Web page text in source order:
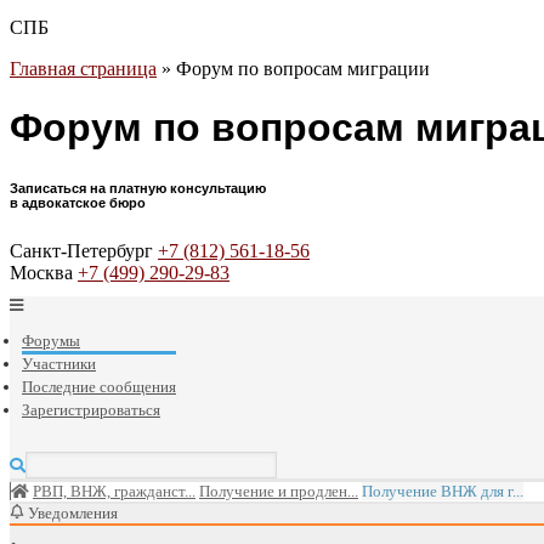
СПБ
Главная страница » Форум по вопросам миграции
Форум по вопросам
Записаться на платную консультацию
в адвокатское бюро
Санкт-Петербург +7 (812) 561-18-56
Москва +7 (499) 290-29-83
Форумы
Участники
Последние сообщения
Зарегистрироваться
РВП, ВНЖ, гражданст... Получение и продлен... Получение ВНЖ для г...
Уведомления